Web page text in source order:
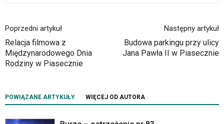
Poprzedni artykuł
Relacja filmowa z
Międzynarodowego Dnia
Rodziny w Piasecznie
Następny artykuł
Budowa parkingu przy ulicy
Jana Pawła II w Piasecznie
POWIĄZANE ARTYKUŁY WIĘCEJ OD AUTORA